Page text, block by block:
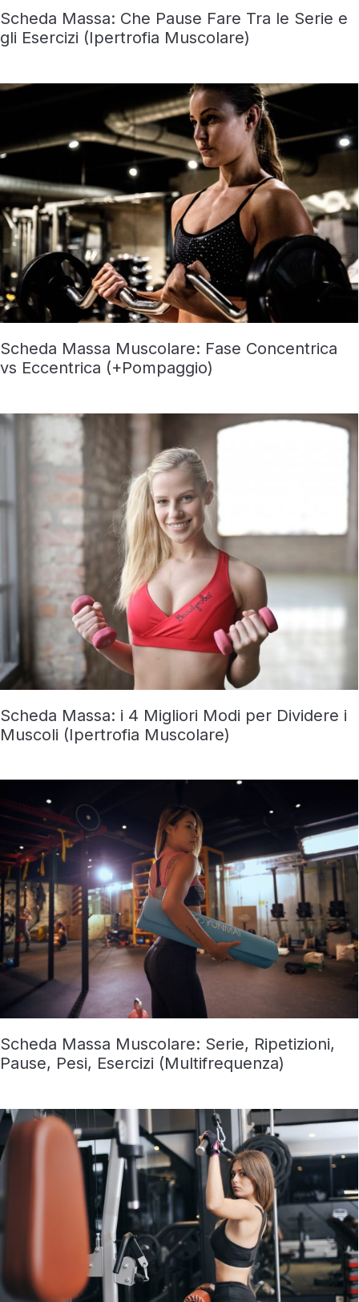
Scheda Massa: Che Pause Fare Tra le Serie e
gli Esercizi (Ipertrofia Muscolare)
Scheda Massa Muscolare: Fase Concentrica
vs Eccentrica (+Pompaggio)
Scheda Massa: i 4 Migliori Modi per Dividere i
Muscoli (Ipertrofia Muscolare)
Scheda Massa Muscolare: Serie, Ripetizioni,
Pause, Pesi, Esercizi (Multifrequenza)